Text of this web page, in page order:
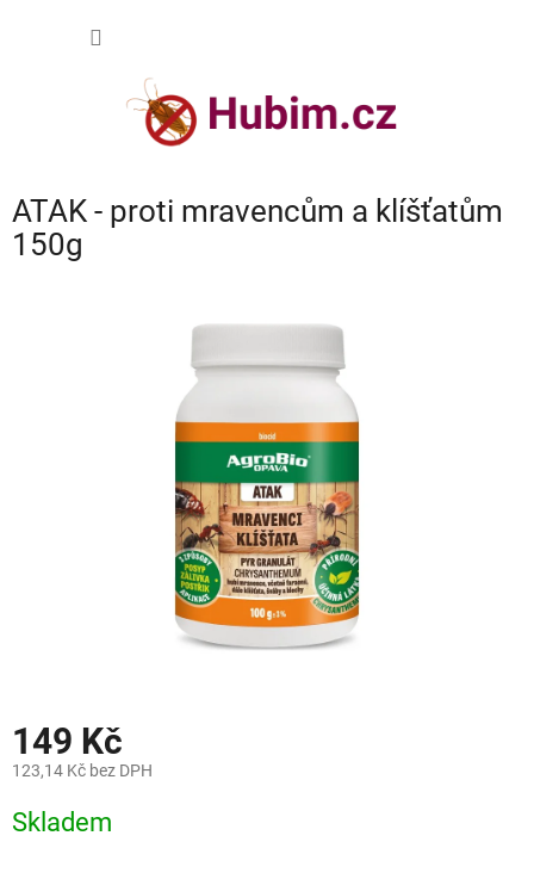
ATAK - proti mravencům a klíšťatům
150g
149 Kč
123,14 Kč bez DPH
cena:
Skladem